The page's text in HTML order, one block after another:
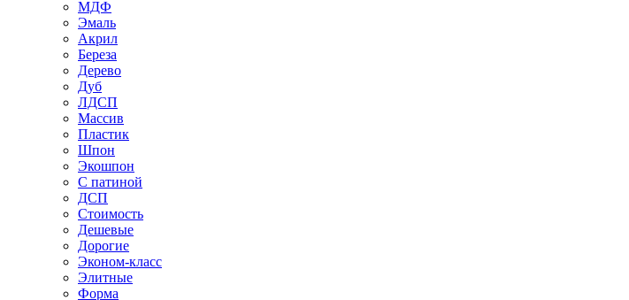
МДФ
Эмаль
Акрил
Береза
Дерево
Дуб
ЛДСП
Массив
Пластик
Шпон
Экошпон
С патиной
ДСП
Стоимость
Дешевые
Дорогие
Эконом-класс
Элитные
Форма